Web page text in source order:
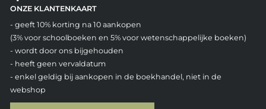
ONZE KLANTENKAART
- geeft 10% korting na 10 aankopen
(3% voor schoolboeken en 5% voor wetenschappelijke boeken)
- wordt door ons bijgehouden
- heeft geen vervaldatum
- enkel geldig bij aankopen in de boekhandel, niet in de
webshop